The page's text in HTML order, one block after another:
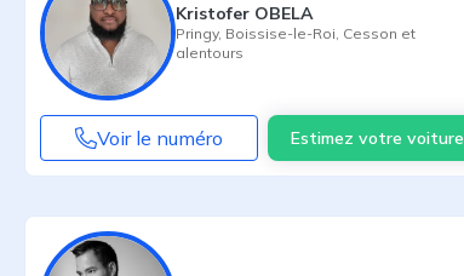
Kristofer OBELA
Pringy, Boissise-le-Roi Cesson et
alentours
Voir le numéro Estimez votre voiture